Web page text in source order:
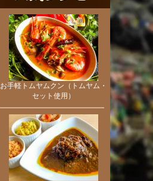
お手軽トムヤムクン（トムヤム・
セット使用）